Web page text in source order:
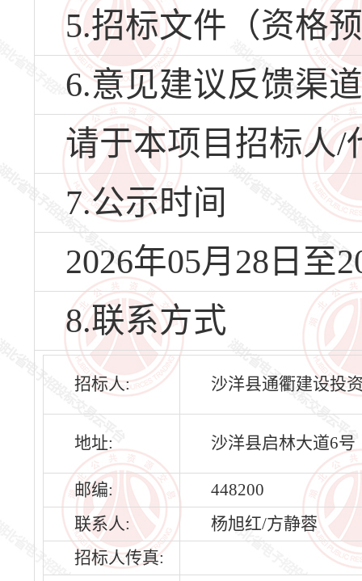
5.招标文件（资格
6.意见建议反馈渠道
请于本项目招标人/
7.公示时间
2026年05月28日至
8.联系方式
招标人: 沙洋县通衢建设投
地址: 沙洋县启林大道6号
邮编:
448200
联系人:
杨旭红/方静蓉
招标人传真: